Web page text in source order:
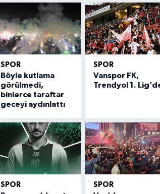
SPOR
Böyle kutlama
görülmedi,
binlerce taraftar
geceyi aydınlattı
SPOR
Vanspor FK,
Trendyol 1.
SPOR SPOR